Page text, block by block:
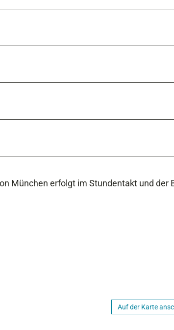
München erfolgt im Stundentakt und der
Auf der Karte